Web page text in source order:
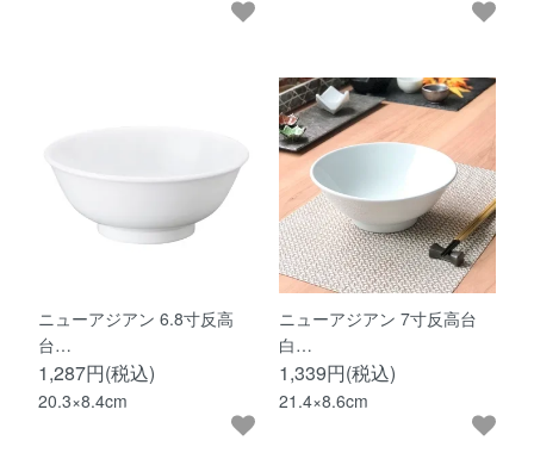
ニューアジアン 6.8寸反高
台…
1,287円(税込)
20.3×8.4cm
ニューアジアン 7寸反高台
白…
1,339円(税込)
21.4×8.6cm